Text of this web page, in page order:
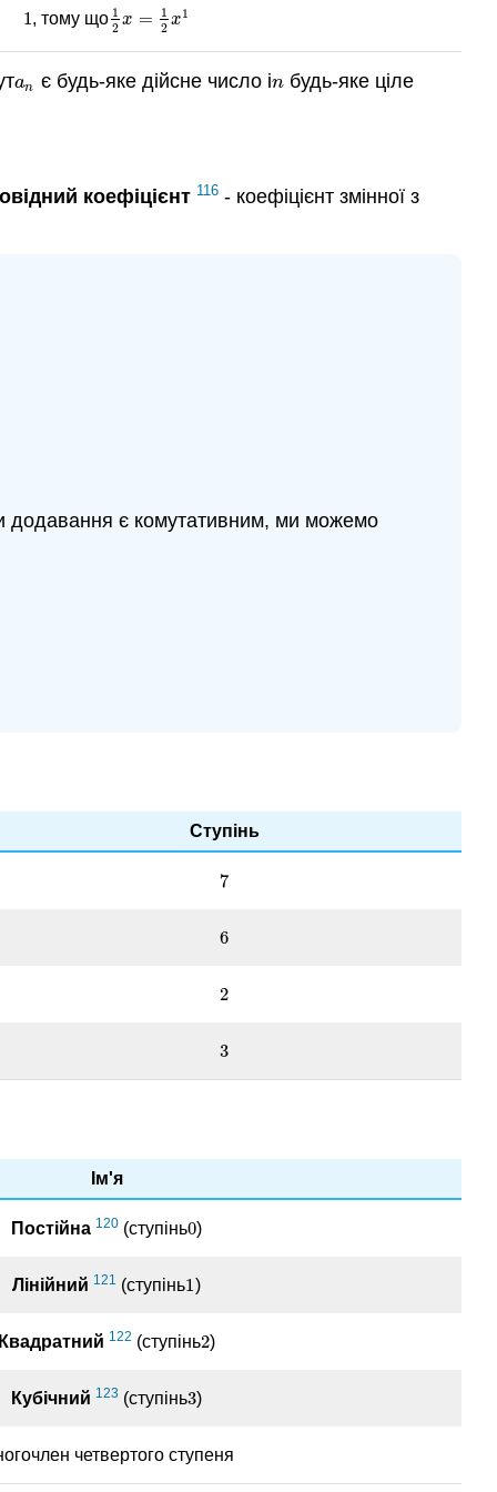
1
1, тому що 1
2 x =
1
2 x1
12x =1 2x1
an
an є будь-яке дійсне число іn
n будь-яке ціле
коефіцієнт 116 - коефіцієнт змінної з
додавання є комутативним, ми можемо
Ступінь
7
7
6
6
2
2
3
3
Ім'я
Постійна 120(ступінь0
0)
Лінійний 121 (ступінь1
1)
Квадратний 122 (ступінь2
2)
Кубічний 123 (ступінь3
3)
четвертого ступеня